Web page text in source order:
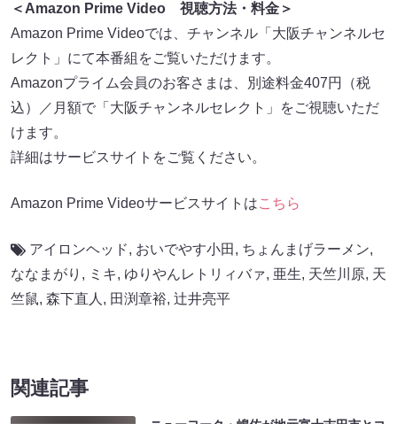
＜Amazon Prime Video 視聴方法・料金＞
Amazon Prime Videoでは、チャンネル「大阪チャンネルセ
レクト」にて本番組をご覧いただけます。
Amazonプライム会員のお客さまは、別途料金407円（税
込）／月額で「大阪チャンネルセレクト」をご視聴いただ
けます。
詳細はサービスサイトをご覧ください。
Amazon Prime Videoサービスサイトはこちら
アイロンヘッド, おいでやす小田 , ちょんまげラーメン,
ななまがり , ミキ, ゆりやんレトリィバァ, 亜生, 天竺川原, 天
竺鼠, 森下直人 , 田渕章裕, 辻井亮平
関連記事